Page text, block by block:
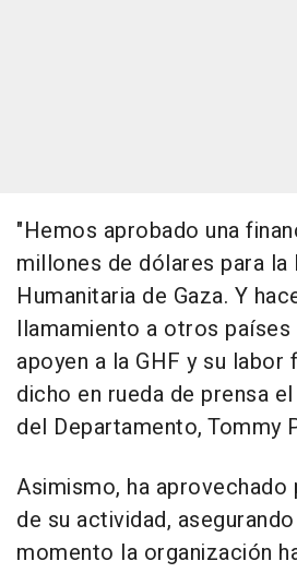
"Hemos aprobado una
millones de dólares para la
Humanitaria de Gaza. Y
llamamiento a otros países
apoyen a la GHF y su labor
dicho en rueda de prensa
del Departamento, Tommy
Asimismo, ha aprovechado
de su actividad,
momento la organización